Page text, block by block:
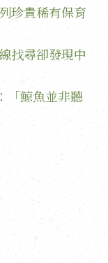
珍貴稀有保育
找尋卻發現中
「鯨魚並非聽